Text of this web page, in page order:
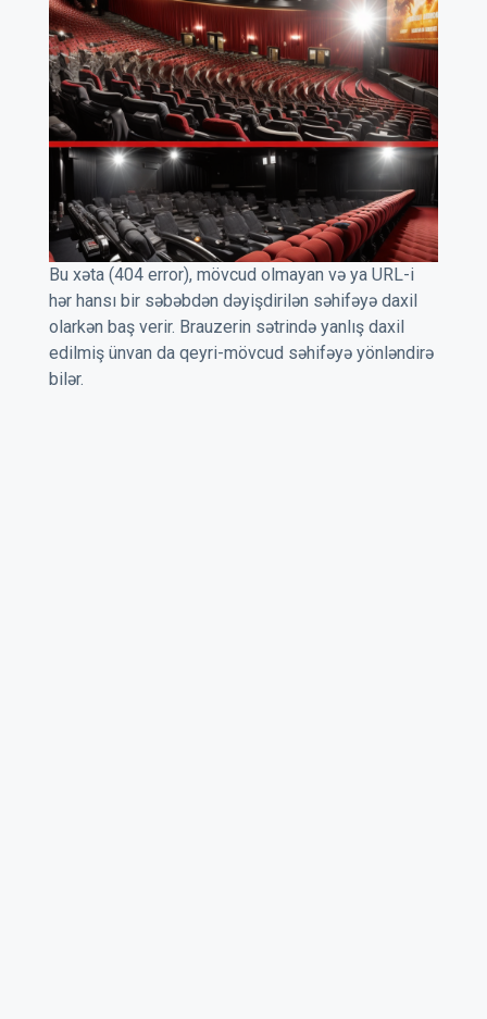
Bu xəta (404 error), mövcud olmayan və ya URL-i
hər hansı bir səbəbdən dəyişdirilən səhifəyə daxil
olarkən baş verir. Brauzerin sətrində yanlış daxil
edilmiş ünvan da qeyri-mövcud səhifəyə yönləndirə
bilər.